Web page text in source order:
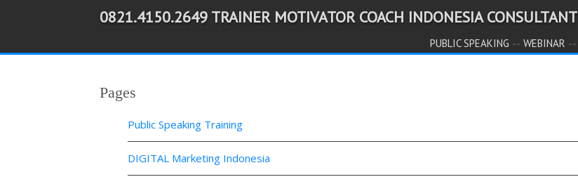
0821.4150.2649 TRAINER MOTIVATOR COACH INDONESIA CONSULTANT
PUBLIC SPEAKING -- WEBINAR --
Pages
Public Speaking Training
DIGITAL Marketing Indonesia